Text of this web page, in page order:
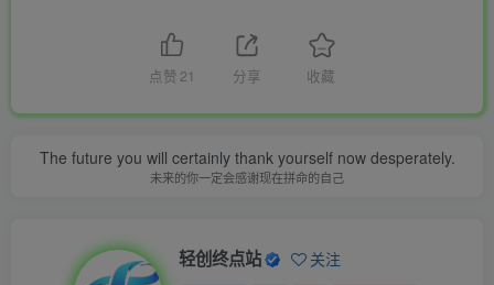
点赞 21 分享 收藏
The future you will certainly thank yourself now desperately.
未来的你一定会感谢现在拼命的自己
轻创终点站 关注